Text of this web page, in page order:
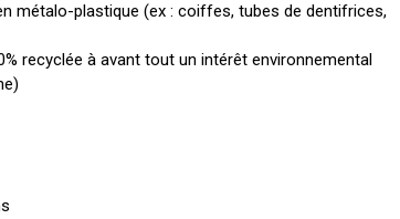
métalo-plastique (ex : coiffes, tubes de dentifrices,
recyclée à avant tout un intérêt environnemental